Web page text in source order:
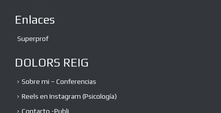
Enlaces
Superprof
DOLORS REIG
Sobre mi – Conferencias
Reels en Instagram (Psicología)
Contacto -Publi